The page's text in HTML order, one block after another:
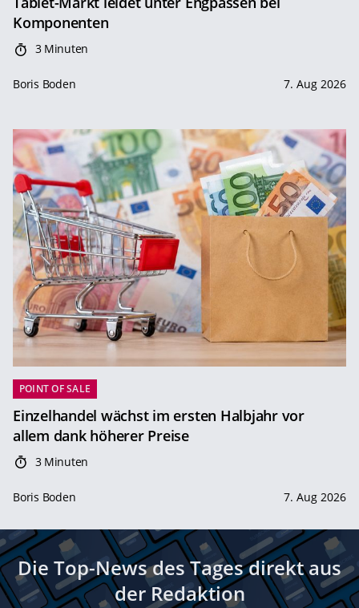
Komponenten
3 Minuten
Boris Boden 7. Aug 2026
POINT OF SALE
Einzelhandel wächst im ersten Halbjahr vor
allem dank höherer Preise
3 Minuten
Boris Boden 7. Aug 2026
Die Top-News des Tages direkt aus
der Redaktion